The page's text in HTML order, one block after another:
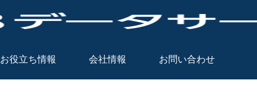
お役立ち情報 会社情報 お問い合わせ